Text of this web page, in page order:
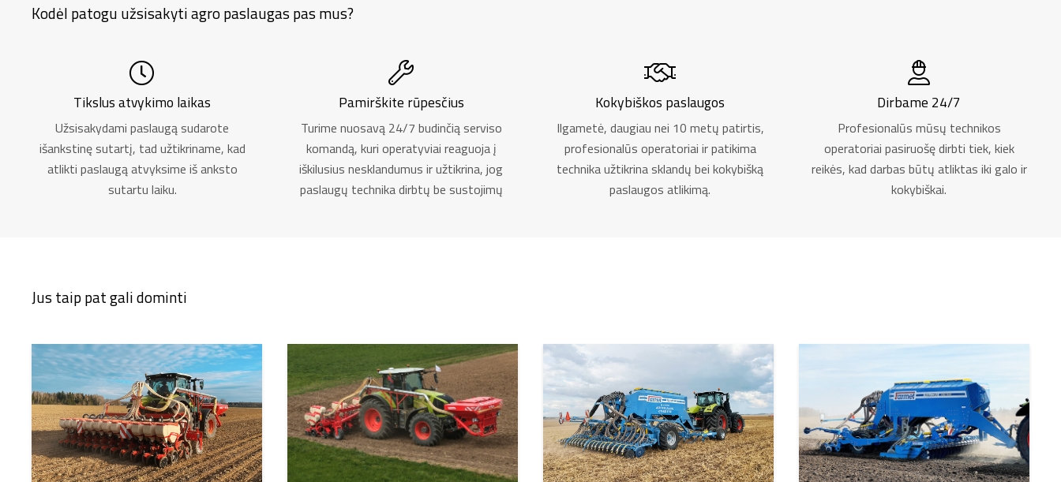
Kodėl patogu užsisakyti agro paslaugas pas mus?
Tikslus atvykimo laikas
Užsisakydami paslaugą sudarote
išankstinę sutartį, tad užtikriname, kad
atlikti paslaugą atvyksime iš anksto
sutartu laiku.
Pamirškite rūpesčius
Turime nuosavą 24/7 budinčią serviso
komandą, kuri operatyviai reaguoja į
iškilusius nesklandumus ir užtikrina, jog
paslaugų technika dirbtų be sustojimų
Kokybiškos paslaugos
Ilgametė, daugiau nei 10 metų patirtis,
profesionalūs operatoriai ir patikima
technika užtikrina sklandų bei kokybišką
paslaugos atlikimą.
Dirbame 24/7
Profesionalūs mūsų technikos
operatoriai pasiruošę dirbti tiek, kiek
reikės, kad darbas būtų atliktas iki galo ir
kokybiškai.
Jus taip pat gali dominti